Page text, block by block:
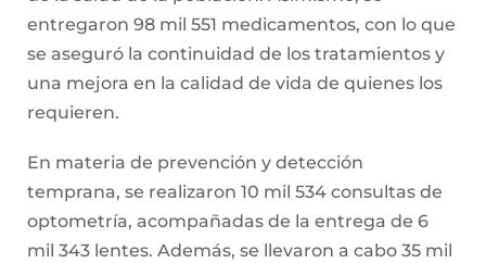
entregaron 98 mil 551 medicamentos, con lo que
se aseguró la continuidad de los tratamientos y
una mejora en la calidad de vida de quienes los
requieren.
En materia de prevención y detección
temprana, se realizaron 10 mil 534 consultas de
optometría, acompañadas de la entrega de 6
mil 343 lentes. Además, se llevaron a cabo 35 mil